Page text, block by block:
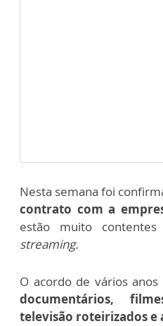
Nesta semana foi
contrato com a
estão muito
streaming.
O acordo de vários
documentários,
televisão roteirizados e